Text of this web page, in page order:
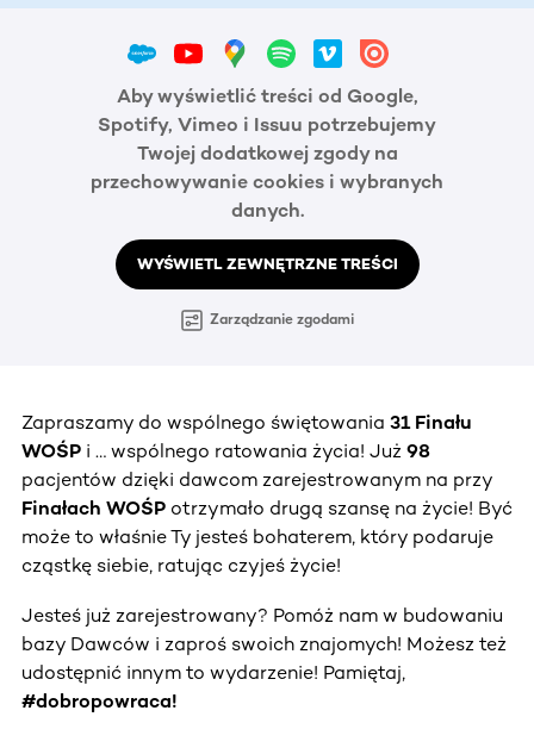
Aby wyświetlić treści od Google,
Spotify, Vimeo i Issuu potrzebujemy
Twojej dodatkowej zgody na
przechowywanie cookies i wybranych
danych.
WYŚWIETL ZEWNĘTRZNE TREŚCI
Zarządzanie zgodami
Zapraszamy do wspólnego świętowania 31 Finału
WOŚP i … wspólnego ratowania życia! Już 98
pacjentów dzięki dawcom zarejestrowanym na przy
Finałach WOŚP otrzymało drugą szansę na życie! Być
może to właśnie Ty jesteś bohaterem, który podaruje
cząstkę siebie, ratując czyjeś życie!
Jesteś już zarejestrowany? Pomóż nam w budowaniu
bazy Dawców i zaproś swoich znajomych! Możesz też
udostępnić innym to wydarzenie! Pamiętaj,
#dobropowraca!